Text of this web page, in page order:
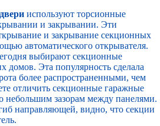
используют торсионные
и закрывании. Эти
и закрывание секционных
автоматического открывателя.
выбирают секционные
домов. Эта популярность сделала
более распространенными, чем
отличить секционные гаражные
небольшим зазорам между панелями.
направляющей, видно, что секции